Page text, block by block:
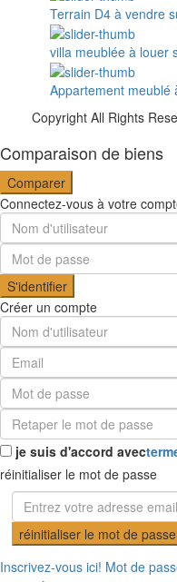
Terrain D4 à vendre
villa meublée à louer
Appartement meublé
Copyright All Rights
Comparaison de biens
Comparer
Connectez-vous à votre
S'identifier
Créer un compte
je suis d'accord avec
réinitialiser le mot de passe
réinitialiser le mot de passe
Inscrivez-vous ici! Mot de